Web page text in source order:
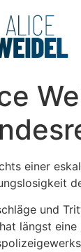
einer
und
längst